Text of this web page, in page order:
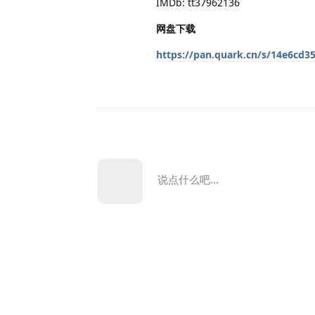
网盘下载
https://pan.quark.cn/s/
说点什么吧...